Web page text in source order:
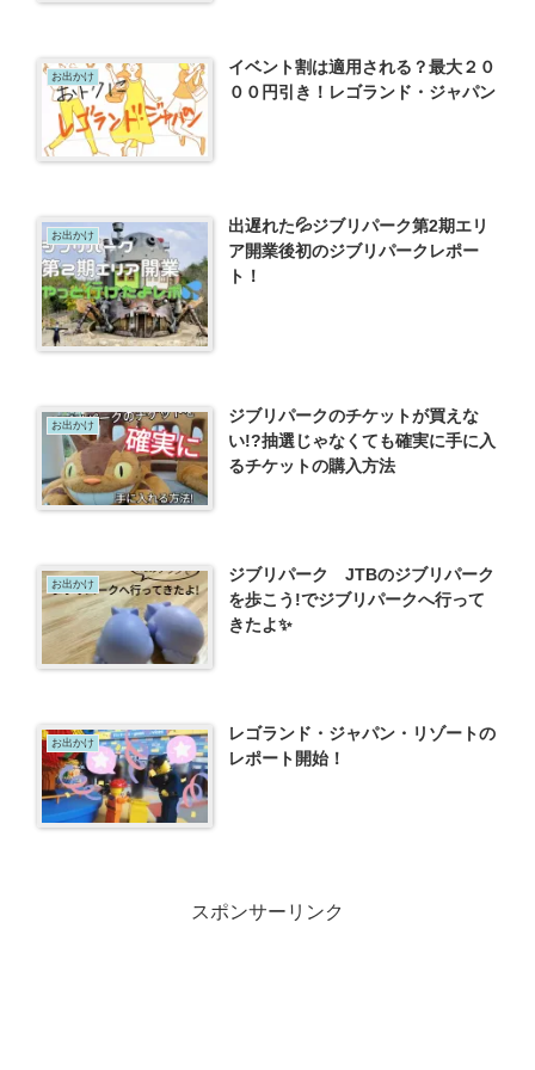
お出かけ
イベント割は適用される？最大２０
００円引き！レゴランド・ジャパン
お出かけ
出遅れた💦ジブリパーク第2期エリ
ア開業後初のジブリパークレポー
ト！
お出かけ
ジブリパークのチケットが買えな
い!?抽選じゃなくても確実に手に入
るチケットの購入方法
お出かけ
ジブリパーク JTBのジブリパーク
を歩こう!でジブリパークへ行って
きたよ✨
お出かけ
レゴランド・ジャパン・リゾートの
レポート開始！
スポンサーリンク